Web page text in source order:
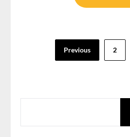
Paginação Previous 2